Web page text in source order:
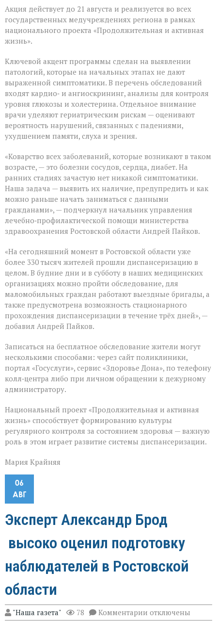
людей
«серебряного»
возраста
Акция действует до 21 августа и реализуется во всех
государственных медучреждениях региона в рамках
национального проекта «Продолжительная и активная
жизнь».
Ключевой акцент программы сделан на выявлении
патологий, которые на начальных этапах не дают
выраженной симптоматики. В перечень обследований
входят кардио‑ и ангиоскрининг, анализы для контроля
уровня глюкозы и холестерина. Отдельное внимание
врачи уделяют гериатрическим рискам — оценивают
вероятность нарушений, связанных с падениями,
ухудшением памяти, слуха и зрения.
«Коварство всех заболеваний, которые возникают в таком
возрасте, — это болезни сосудов, сердца, диабет. На
ранних стадиях зачастую нет никакой симптоматики.
Наша задача — выявить их наличие, предупредить и как
можно раньше начать заниматься с данными
гражданами», — подчеркнул начальник управления
лечебно‑профилактической помощи министерства
здравоохранения Ростовской области Андрей Пайков.
«На сегодняшний момент в Ростовской области уже
более 330 тысяч жителей прошли диспансеризацию в
целом. В будние дни и в субботу в наших медицинских
организациях можно пройти обследование, для
маломобильных граждан работают выездные бригады, а
также предусмотрена возможность стационарного
прохождения диспансеризации в течение трёх дней», —
добавил Андрей Пайков.
Записаться на бесплатное обследование жители могут
несколькими способами: через сайт поликлиники,
портал «Госуслуги», сервис «Здоровье Дона», по телефону
колл‑центра либо при личном обращении к дежурному
администратору.
Национальный проект «Продолжительная и активная
жизнь» способствует формированию культуры
регулярного контроля за состоянием здоровья — важную
роль в этом играет развитие системы диспансеризации.
Мария Крайняя
06
АВГ
Эксперт Александр Брод
высоко оценил подготовку
наблюдателей в Ростовской
области
"Наша газета" 78 Комментарии котключены